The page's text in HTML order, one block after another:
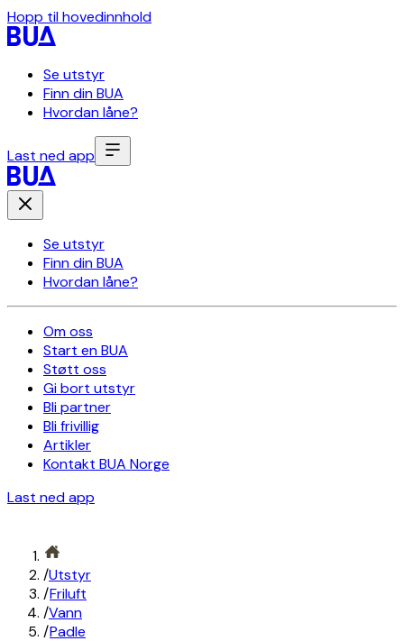
Hopp til hovedinnhold
Se utstyr
Finn din BUA
Hvordan låne?
Last ned app
Se utstyr
Finn din BUA
Hvordan låne?
Om oss
Start en BUA
Støtt oss
Gi bort utstyr
Bli partner
Bli frivillig
Artikler
Kontakt BUA Norge
Last ned app
/Utstyr
/Friluft
/Vann
/Padle